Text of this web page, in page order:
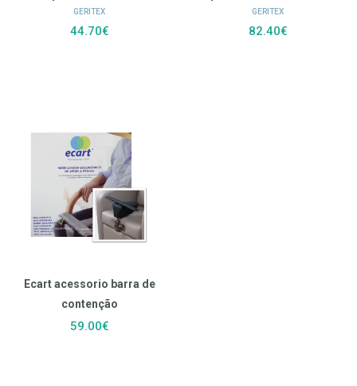
GERITEX
44.70€
GERITEX
82.40€
Ecart acessorio barra de
contenção
59.00€